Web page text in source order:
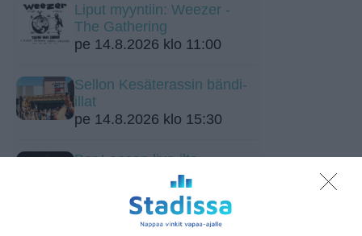
Liput myyntiin: Weezer -
The Gathering
pe 14.8.2026 klo 11:00
Sellon Kesäterassin bändi-
illat
pe 14.8.2026 klo 15:30
Bar Loosen live-ilta
pe 14.8.2026 klo 21:00
Wallu's Little Friday - Free